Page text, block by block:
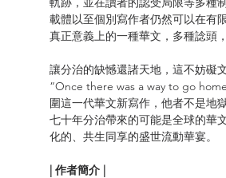
載體以至個別寫作者仍然可以在有
真正意義上的一種華文，多種諗頭
讓分治的缺憾還諸天地，這不妨礙
“Once there was a way to go
圍這一代華文新寫作，他者不是地
七十年分治帶來的可能是全球的華
化的、共生同享的盛世流動華宴。
| 作者簡介 |